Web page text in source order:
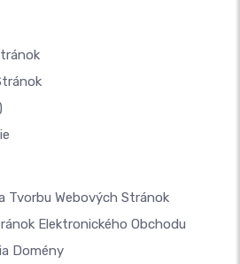
Tvorbu Webových Stránok
Elektronického Obchodu
Domény